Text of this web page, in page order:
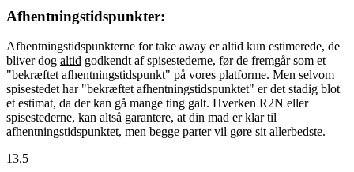
Afhentningstidspunkter:
Afhentningstidspunkterne for take away er altid kun estimerede, de
bliver dog altid godkendt af spisestederne, før de fremgår som et
"bekræftet afhentningstidspunkt" på vores platforme. Men selvom
spisestedet har "bekræftet afhentningstidspunktet" er det stadig blot
et estimat, da der kan gå mange ting galt. Hverken R2N eller
spisestederne, kan altså garantere, at din mad er klar til
afhentningstidspunktet, men begge parter vil gøre sit allerbedste.
13.5